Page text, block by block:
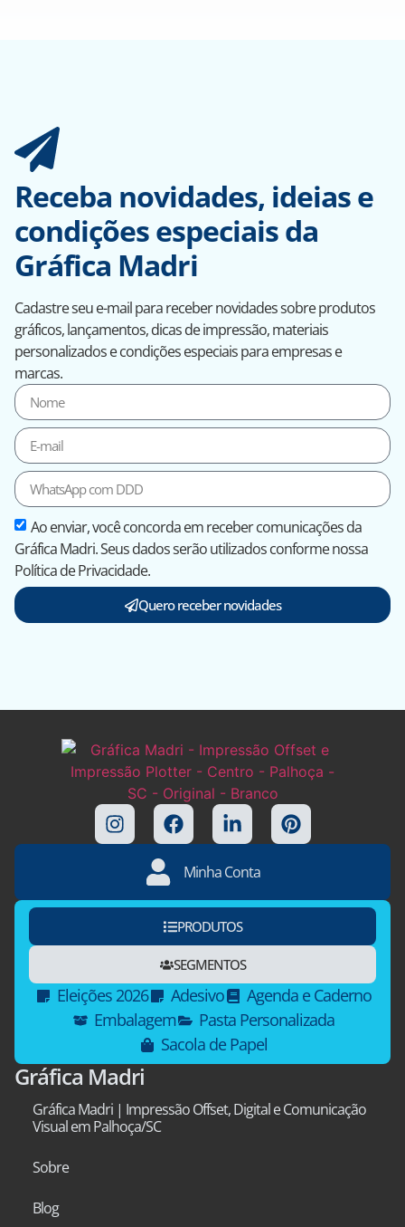
Receba novidades, ideias e
condições especiais da
Gráfica Madri
Cadastre seu e-mail para receber novidades sobre produtos
gráficos, lançamentos, dicas de impressão, materiais
personalizados e condições especiais para empresas e
marcas.
Ao enviar, você concorda em receber comunicações da
Gráfica Madri. Seus dados serão utilizados conforme nossa
Política de Privacidade.
Quero receber novidades
Minha Conta
PRODUTOS
SEGMENTOS
Eleições 2026 Adesivo
Agenda e Caderno
Embalagem
Pasta Personalizada
Sacola de Papel
Gráfica Madri
Gráfica Madri | Impressão Offset, Digital e Comunicação
Visual em Palhoça/SC
Sobre
Blog